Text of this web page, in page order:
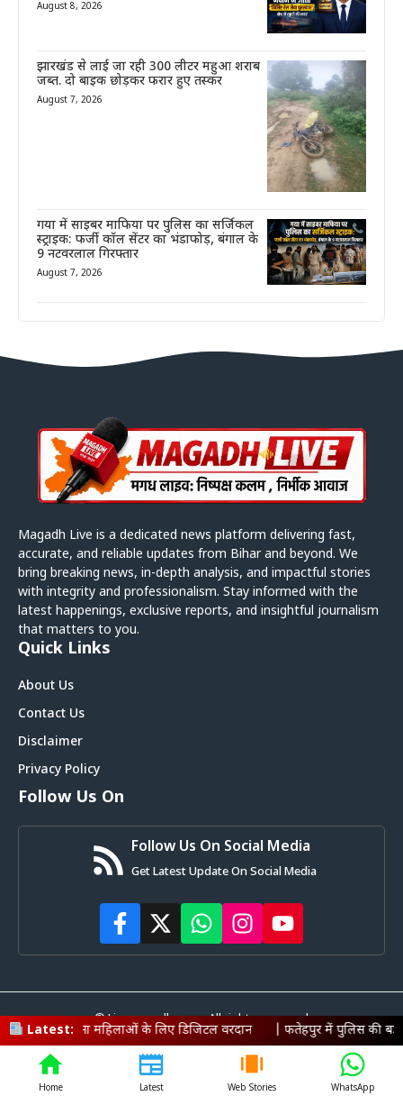
August 8, 2026
झारखंड से लाई जा रही 300 लीटर महुआ शराब
जब्त. दो बाइक छोड़कर फरार हुए तस्कर
August 7, 2026
गया में साइबर माफिया पर पुलिस का सर्जिकल
स्ट्राइक: फर्जी कॉल सेंटर का भंडाफोड़, बंगाल के
9 नटवरलाल गिरफ्तार
August 7, 2026
Latest:के लिए डिजिटल वरदान |फतेहपुर में पुलिस की बड़ी कार्रवाई: 600
Magadh Live is a dedicated news platform delivering fast,
accurate, and reliable updates from Bihar and beyond. We
bring breaking news, in-depth analysis, and impactful stories
with integrity and professionalism. Stay informed with the
latest happenings, exclusive reports, and insightful journalism
that matters to you.
Quick Links
About Us
Contact Us
Disclaimer
Privacy Policy
Follow Us On
Follow Us On Social Media
Get Latest Update On Social Media
© Livemagadh.com • All rights reserved
Home Latest Web Stories WhatsApp